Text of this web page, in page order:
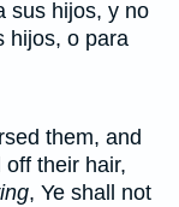
sus hijos, y no
hijos, o para
them, and
their hair,
, Ye shall not